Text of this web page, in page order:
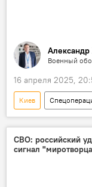
Военный
16 апреля 2025,
Киев
Россия
СВО
США
НАТО
Вооружение
СВО: российский
сигнал